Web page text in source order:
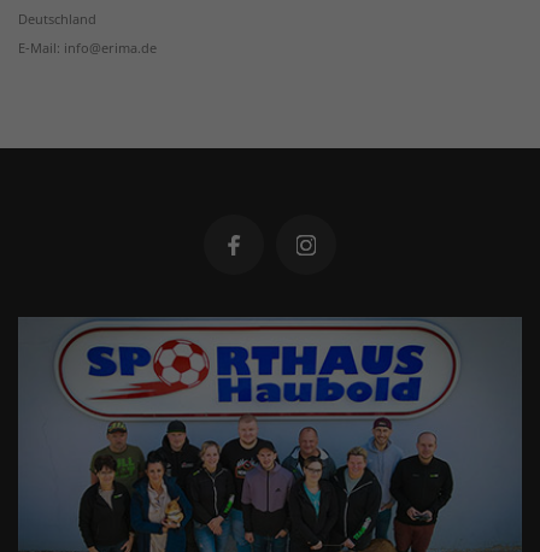
Deutschland
E-Mail: info@erima.de